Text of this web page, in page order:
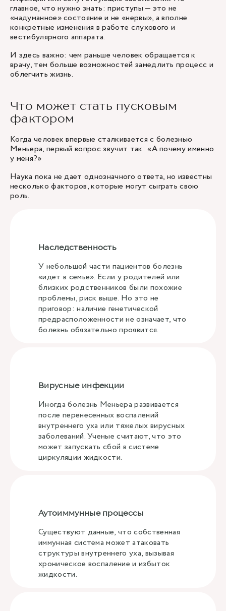
главное, что нужно знать: приступы — это не
«надуманное» состояние и не «нервы», а вполне
конкретные изменения в работе слухового и
вестибулярного аппарата.
И здесь важно: чем раньше человек обращается к
врачу, тем больше возможностей замедлить процесс и
облегчить жизнь.
Что может стать пусковым
фактором
Когда человек впервые сталкивается с болезнью
Меньера, первый вопрос звучит так: «А почему именно
у меня?»
Наука пока не дает однозначного ответа, но известны
несколько факторов, которые могут сыграть свою
роль.
Наследственность
У небольшой части пациентов болезнь
«идет в семье». Если у родителей или
близких родственников были похожие
проблемы, риск выше. Но это не
приговор: наличие генетической
предрасположенности не означает, что
болезнь обязательно проявится.
Вирусные инфекции
Иногда болезнь Меньера развивается
после перенесенных воспалений
внутреннего уха или тяжелых вирусных
заболеваний. Ученые считают, что это
может запускать сбой в системе
циркуляции жидкости.
Аутоиммунные процессы
Существуют данные, что собственная
иммунная система может атаковать
структуры внутреннего уха, вызывая
хроническое воспаление и избыток
жидкости.